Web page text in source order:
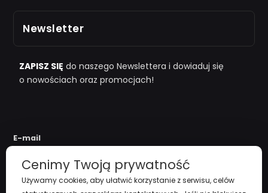
i "przy zamówieniu powyżej 1000zł
Zarejestruj się
Regulamin
Newsletter
ZAPISZ SIĘ do naszego Newslettera i dowiaduj się
o nowościach oraz promocjach!
E-mail
Cenimy Twoją prywatność
Używamy cookies, aby ułatwić korzystanie z serwisu, celów